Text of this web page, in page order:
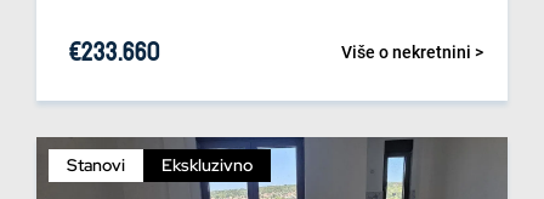
Više o nekretnini >
€233.660
Stanovi Ekskluzivno